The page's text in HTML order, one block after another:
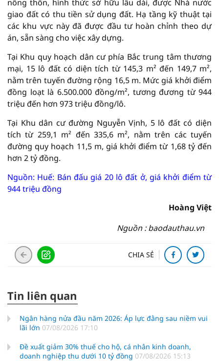
nông thôn, hình thức sở hữu lâu dài, được Nhà nước
giao đất có thu tiền sử dụng đất. Hạ tầng kỹ thuật tại
các khu vực này đã được đầu tư hoàn chỉnh theo dự
án, sẵn sàng cho việc xây dựng.
Tại Khu quy hoạch dân cư phía Bắc trung tâm thương
mại, 15 lô đất có diện tích từ 145,3 m² đến 149,7 m²,
nằm trên tuyến đường rộng 16,5 m. Mức giá khởi điểm
đồng loạt là 6.500.000 đồng/m², tương đương từ 944
triệu đến hơn 973 triệu đồng/lô.
Tại Khu dân cư đường Nguyễn Vịnh, 5 lô đất có diện
tích từ 259,1 m² đến 335,6 m², nằm trên các tuyến
đường quy hoạch 11,5 m, giá khởi điểm từ 1,68 tỷ đến
hơn 2 tỷ đồng.
Nguồn: Huế: Bán đấu giá 20 lô đất ở, giá khởi điểm từ
944 triệu đồng
Hoàng Việt
Nguồn : baodauthau.vn
CHIA SẺ
Tin liên quan
Ngân hàng nửa đầu năm 2026: Áp lực đằng sau niềm vui
lãi lớn 07/08/2026 17:10
Đề xuất giảm 30% thuế cho hộ, cá nhân kinh doanh,
doanh nghiệp thu dưới 10 tỷ đồng 07/08/2026 15:13